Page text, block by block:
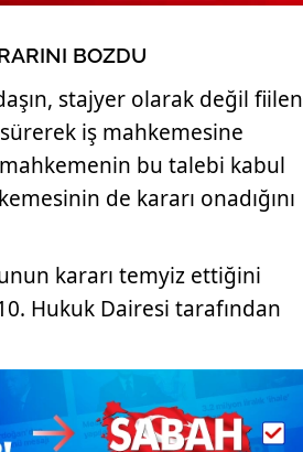
BOZDU
stajyer olarak değil fiilen
iş mahkemesine
bu talebi kabul
de kararı onadığını
kararı temyiz ettiğini
Hukuk Dairesi tarafından